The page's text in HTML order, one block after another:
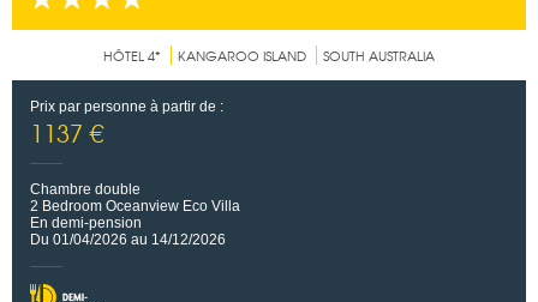
HÔTEL 4* KANGAROO ISLAND SOUTH AUSTRALIA
Prix par personne à partir de :
1137 €
Chambre double
2 Bedroom Oceanview Eco Villa
En demi-pension
Du 01/04/2026 au 14/12/2026